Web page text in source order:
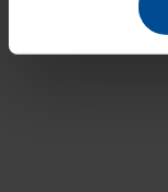
Zur Übersicht